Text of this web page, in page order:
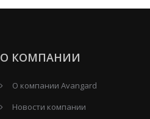
О КОМПАНИИ
О компании Avangard
Новости компании